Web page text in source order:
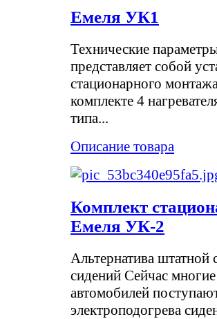
Емеля УК1
Технические
представляет собой
стационарного
комплекте 4
типа...
Описание товара
Комплект
Емеля УК-2
Альтернатива штатной
сидений Сейчас
автомобилей
электроподогрева